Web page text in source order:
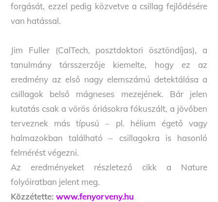
forgását, ezzel pedig közvetve a csillag fejlődésére
van hatással.
Jim Fuller (CalTech, posztdoktori ösztöndíjas), a
tanulmány társszerzője kiemelte, hogy ez az
eredmény az első nagy elemszámú detektálása a
csillagok belső mágneses mezejének. Bár jelen
kutatás csak a vörös óriásokra fókuszált, a jövőben
terveznek más típusú – pl. hélium égető vagy
halmazokban található – csillagokra is hasonló
felmérést végezni.
Az eredményeket részletező cikk a Nature
folyóiratban jelent meg.
Közzétette:www.fenyorveny.hu